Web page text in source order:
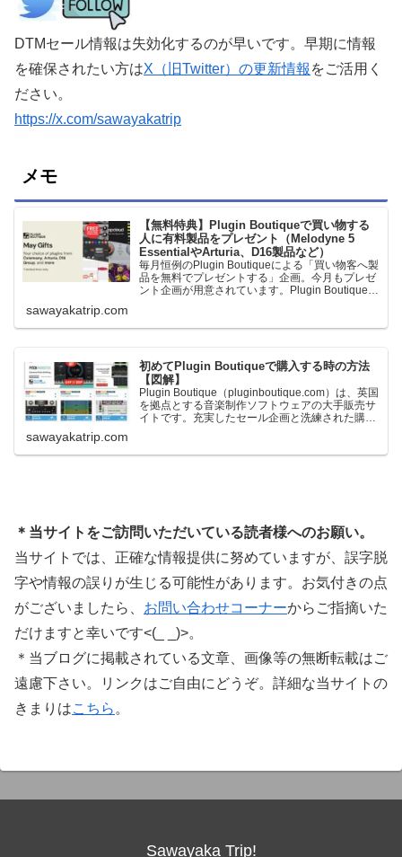
DTMセール情報は失効化するのが早いです。早期に情報
を確保されたい方はX（旧Twitter）の更新情報 をご活用く
ださい。
https://x.com/sawayakatrip
メモ
【無料特典】Plugin Boutiqueで買い物する
人に有料製品をプレゼント（Melodyne 5
EssentialやArturia、D16製品など）
毎月恒例のPlugin Boutiqueによる「買い物客へ製
品を無料でプレゼントする」企画。今月もプレゼ
ント企画が用意されています。Plugin Boutiqueで
ます。＊無料配布終了予定日：日本時間：
sawayakatrip.com
初めてPlugin Boutiqueで購入する時の方法
【図解】
Plugin Boutique（pluginboutique.com）は、英国
を拠点とする音楽制作ソフトウェアの大手販売サ
イトです。充実したセール企画と洗練された購入
に知っておきたいこと価格表示に…
sawayakatrip.com
＊当サイトをご訪問いただいている読者様へのお願い。
当サイトでは、正確な情報提供に努めていますが、誤字脱
字や情報の誤りが生じる可能性があります。お気付きの点
がございましたら、 お問い合わせコーナーからご指摘いた
だけますと幸いです<(_ _)>。
＊当ブログに掲載されている文章、画像等の無断転載はご
遠慮下さい。リンクはご自由にどうぞ。詳細な当サイトの
きまりはこちら 。
Sawayaka Trip!